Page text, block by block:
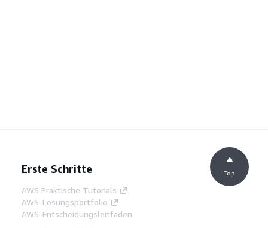
Erste Schritte
AWS Praktische Tutorials
AWS-Lösungsportfolio
AWS-Entscheidungsleitfäden
Top